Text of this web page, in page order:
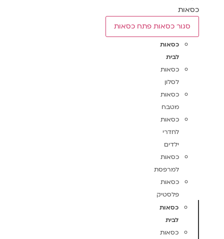
כסאות
סגור כסאות פתח כסאות
כסאות
לבית
כסאות
לסלון
כסאות
מטבח
כסאות
לחדרי
ילדים
כסאות
למרפסת
כסאות
פלסטיק
כסאות
לבית
כסאות